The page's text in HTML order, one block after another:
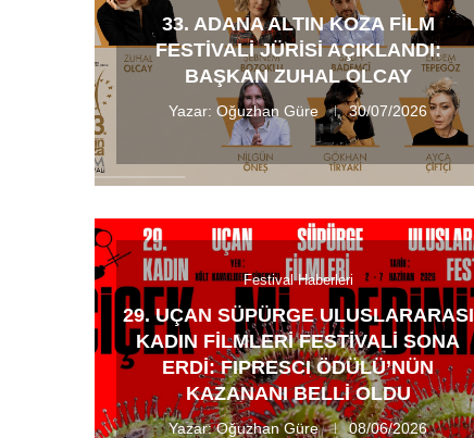
33. ADANA ALTIN KOZA FILM
FESTIVALI JÜRISI AÇIKLANDI:
BAŞKAN ZUHAL OLCAY
Yazar:Oğuzhan Güre 30/07/2026
Festival Haberleri
29. UÇAN SÜPÜRGE ULUSLARARASI
KADIN FILMLERI FESTIVALI SONA
ERDI: FIPRESCI ÖDÜLÜ’NÜN
KAZANANI BELLI OLDU
Yazar:Oğuzhan Güre 08/06/2026